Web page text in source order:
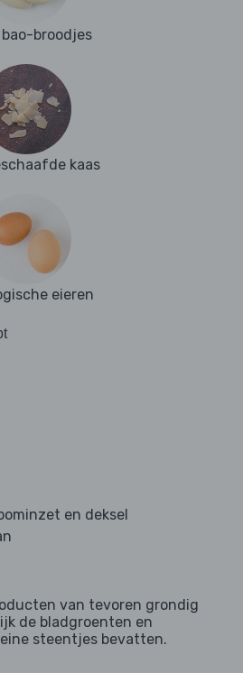
broodjes
kaas
eieren
en deksel
van tevoren grondig
de bladgroenten en
steentjes bevatten.